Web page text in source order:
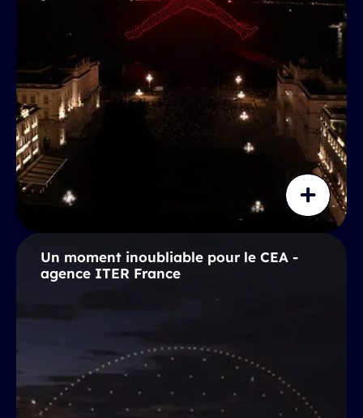
Un moment inoubliable pour le CEA -
agence ITER France